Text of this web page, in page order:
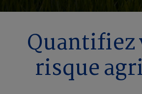
Quantifiez
risque